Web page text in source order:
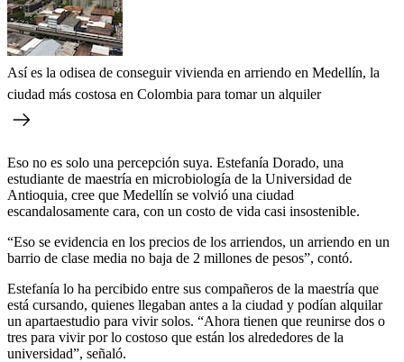
Así es la odisea de conseguir vivienda en arriendo en Medellín, la
ciudad más costosa en Colombia para tomar un alquiler
Eso no es solo una percepción suya. Estefanía Dorado, una
estudiante de maestría en microbiología de la Universidad de
Antioquia, cree que Medellín se volvió una ciudad
escandalosamente cara, con un costo de vida casi insostenible.
“Eso se evidencia en los precios de los arriendos, un arriendo en un
barrio de clase media no baja de 2 millones de pesos”, contó.
Estefanía lo ha percibido entre sus compañeros de la maestría que
está cursando, quienes llegaban antes a la ciudad y podían alquilar
un apartaestudio para vivir solos. “Ahora tienen que reunirse dos o
tres para vivir por lo costoso que están los alrededores de la
universidad”, señaló.